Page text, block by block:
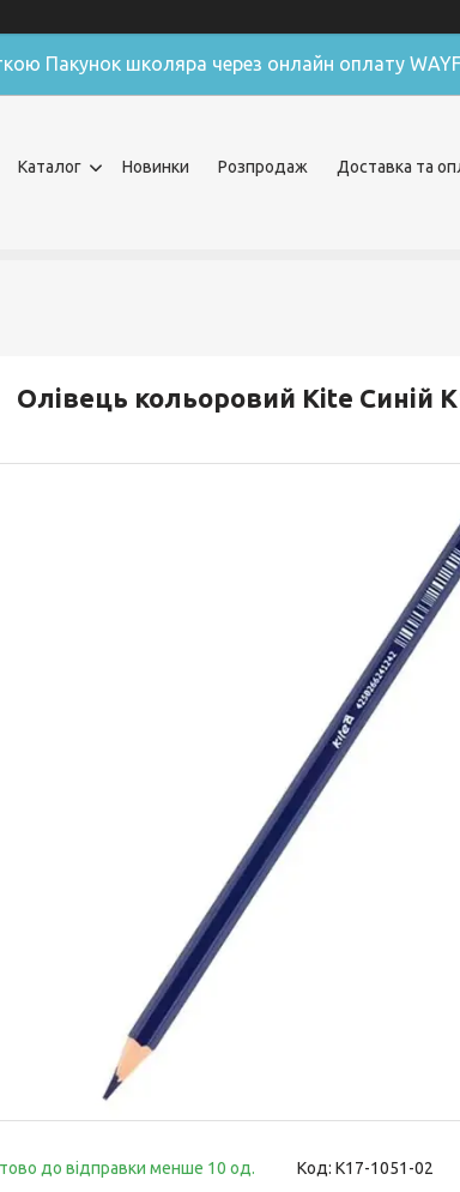
Пакунок школяра через онлайн оплату
Каталог Новинки Розпродаж Доставка та
Олівець кольоровий Kite Синій
до відправки менше 10 од. Код: K17-1051-02